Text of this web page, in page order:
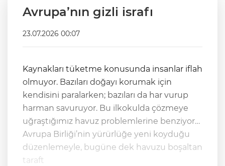
Avrupa’nın gizli israfı
23.07.2026 00:07
Kaynakları tüketme konusunda insanlar iflah
olmuyor. Bazıları doğayı korumak için
kendisini paralarken; bazıları da har vurup
harman savuruyor. Bu ilkokulda çözmeye
uğraştığımız havuz problemlerine benziyor…
Avrupa Birliği’nin yürürlüğe yeni koyduğu
düzenlemeyle, bugüne dek havuzu boşaltan
taraft